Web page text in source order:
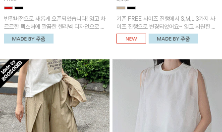
반팔버전으로 새롭게 오픈되었습니다! 얇고 차
르르한 텍스처에 깔끔한 헨리넥 디자인으로 제
작된 블라우스예요~볼륨감있는 소매 셔링과
세련된 나염패턴으로 유니크한 매력 UP!
기존 FREE 사이즈 진행에서 S,M,L 3가지 사
이즈 진행으로 변경되었어요~ 얇고 시원한 원
단으로 제작된 와이드팬츠! 베이직한 디자인으
로 코디 활용도가 높은 아이템이에요~